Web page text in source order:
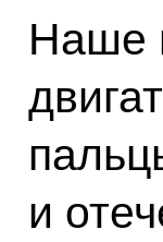
Наше
и